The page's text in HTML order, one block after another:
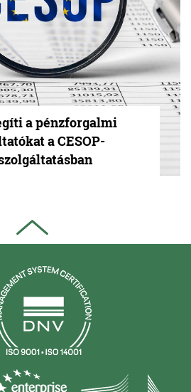
a pénzforgalmi
a CESOP-